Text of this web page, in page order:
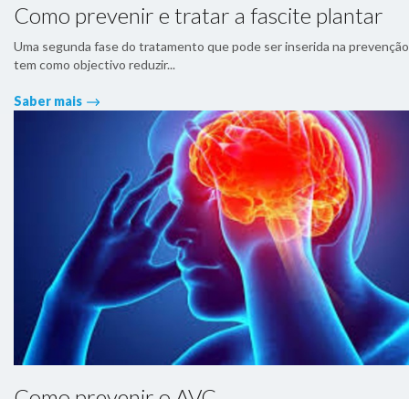
Como prevenir e tratar a fascite plantar
Uma segunda fase do tratamento que pode ser inserida na prevenção
tem como objectivo reduzir...
Saber mais